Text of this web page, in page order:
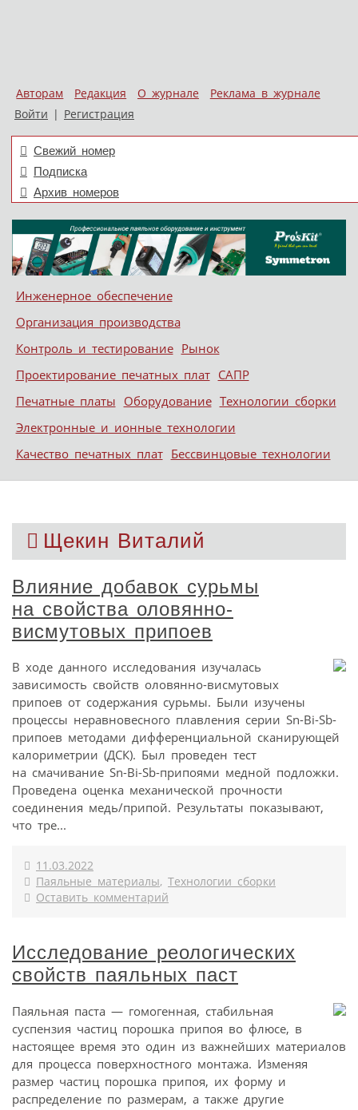
Авторам Редакция О журнале
Реклама в журнале
Войти | Регистрация
Свежий номер
Подписка
Архив номеров
Меню
Skip to content
Инженерное обеспечение
Организация производства
Контроль и тестирование Рынок
Проектирование печатных плат САПР
Печатные платы Оборудование Технологии сборки
Электронные и ионные технологии
Качество печатных плат Бессвинцовые технологии
Щекин Виталий
Влияние добавок сурьмы
на свойства оловянно-
висмутовых припоев
В ходе данного исследования изучалась
зависимость свойств оловянно-висмутовых
припоев от содержания сурьмы. Были изучены
процессы неравновесного плавления серии Sn-Bi-Sb-
припоев методами дифференциальной сканирующей
калориметрии (ДСК). Был проведен тест
на смачивание Sn-Bi-Sb-припоями медной подложки.
Проведена оценка механической прочности
соединения медь/припой. Результаты показывают,
что тре...
11.03.2022
Паяльные материалы, Технологии сборки
Оставить комментарий
Исследование реологических
свойств паяльных паст
Паяльная паста — гомогенная, стабильная
суспензия частиц порошка припоя во флюсе, в
настоящее время это один из важнейших материалов
для процесса поверхностного монтажа. Изменяя
размер частиц порошка припоя, их форму и
распределение по размерам, а также другие